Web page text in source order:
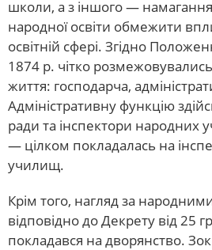
школи, а з іншого — намагання
народної освіти обмежити
освітній сфері. Згідно
1874 р. чітко
життя: господарча,
Адміністративну функцію
ради та інспектори народних
— цілком покладалась на
училищ.
Крім того, нагляд за
відповідно до Декрету від 25
покладався на дворянство.